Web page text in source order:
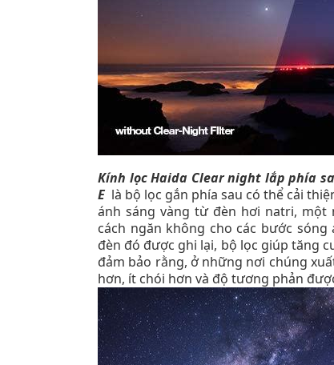
Kính lọc Haida Clear night lắp phía
E là bộ lọc gắn phía sau có thể cải
ánh sáng vàng từ đèn hơi natri,
cách ngăn không cho các bước
đèn đó được ghi lại, bộ lọc giúp tăng
đảm bảo rằng, ở những nơi chúng
hơn, ít chói hơn và độ tương phản